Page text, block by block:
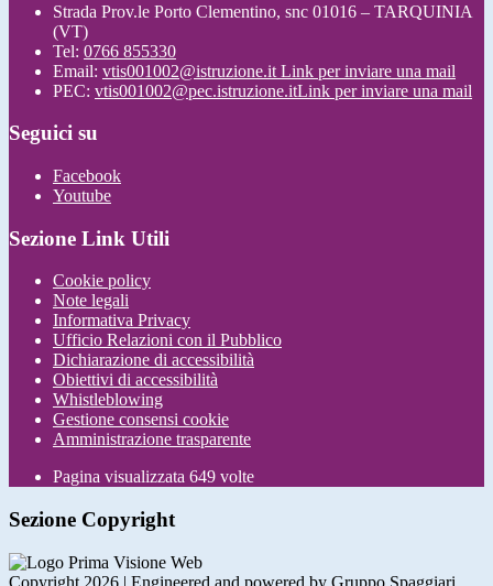
Strada Prov.le Porto Clementino, snc 01016 – TARQUINIA
(VT)
Tel: 0766 855330
Email: vtis001002@istruzione.it Link per inviare una mail
PEC: vtis001002@pec.istruzione.itLink per inviare una mail
Seguici su
Facebook
Youtube
Sezione Link Utili
Cookie policy
Note legali
Informativa Privacy
Ufficio Relazioni con il Pubblico
Dichiarazione di accessibilità
Obiettivi di accessibilità
Whistleblowing
Gestione consensi cookie
Amministrazione trasparente
Pagina visualizzata 649 volte
Sezione Copyright
Copyright 2026 | Engineered and powered by Gruppo Spaggiari